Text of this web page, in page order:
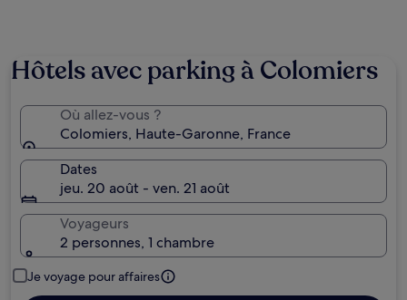
Hôtels avec parking à Colomiers
Où allez-vous ?
Colomiers, Haute-Garonne, France
Dates
jeu. 20 août - ven. 21 août
Voyageurs
2 personnes, 1 chambre
Je voyage pour affaires